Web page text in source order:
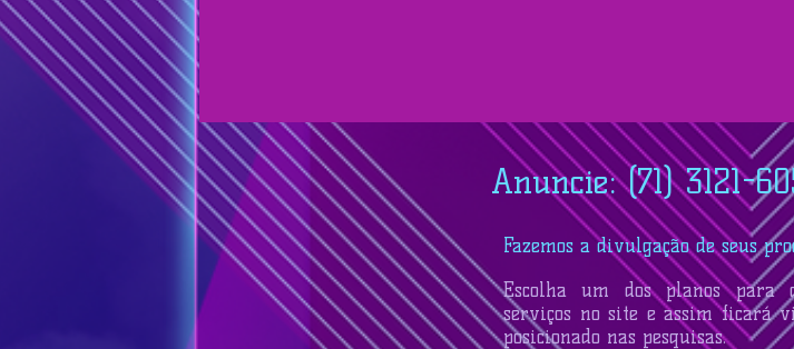
Anuncie: (71) 3121-
Fazemos a divulgação de seus
Escolha um dos planos para
serviços no site e assim ficará
posicionado nas pesquisas.